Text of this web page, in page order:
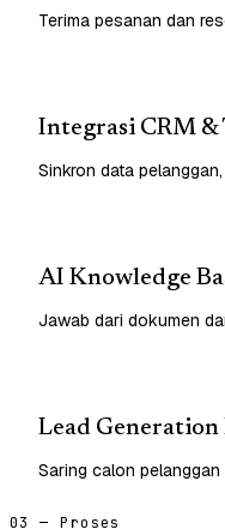
Terima pesanan dan
Integrasi CRM &
Sinkron data
AI Knowledge
Jawab dari dokumen
Lead Generation
Saring calon
03 — Proses